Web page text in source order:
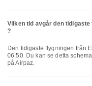
Vilken tid avgår den
?
Den tidigaste flygningen från El Nido Lio flygplats med Cebgo avgår kl.
06:50. Du kan se detta
på Airpaz.